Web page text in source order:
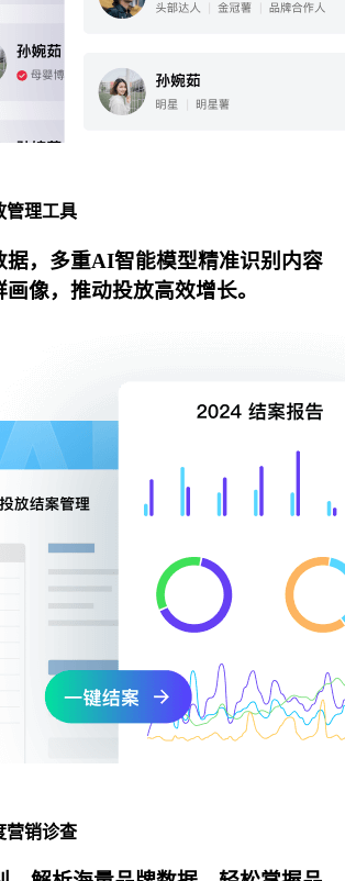
管理工具
据，多重AI智能模型精准识别内容
像，推动投放高效增长。
营销诊查